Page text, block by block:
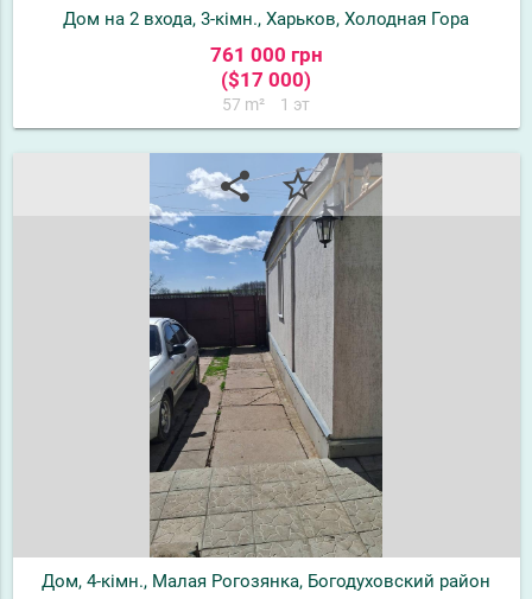
Дом на 2 входа, 3-кімн., Харьков, Холодная Гора
761 000 грн
($17 000)
57 m² 1 эт
share star_border
Дом, 4-кімн., Малая Рогозянка, Богодуховский район